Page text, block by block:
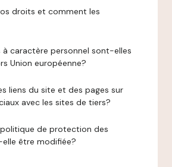
droits et comment les
à caractère personnel sont-elles
Union européenne?
liens du site et des pages sur
avec les sites de tiers?
de protection des
être modifiée?